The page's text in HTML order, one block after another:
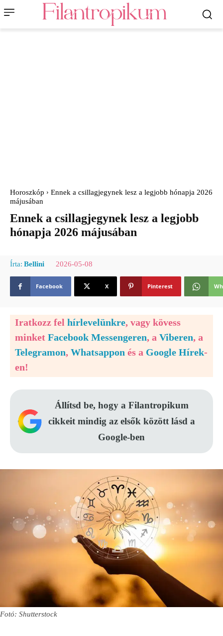
Horoszkóp
Ennek a csillagjegynek lesz a legjobb hónapja 2026
májusában
Ennek a csillagjegynek lesz a legjobb
hónapja 2026 májusában
Írta: Bellini 2026-05-08
Facebook X Pinterest
Iratkozz fel hírlevelünkre, vagy kövess
minket Facebook Messengeren, a Viberen, a
Telegramon, Whatsappon és a Google Hírek-
en!
Állítsd be, hogy a Filantropikum
cikkeit mindig az elsők között lásd a
Google-ben
Fotó: Shutterstock